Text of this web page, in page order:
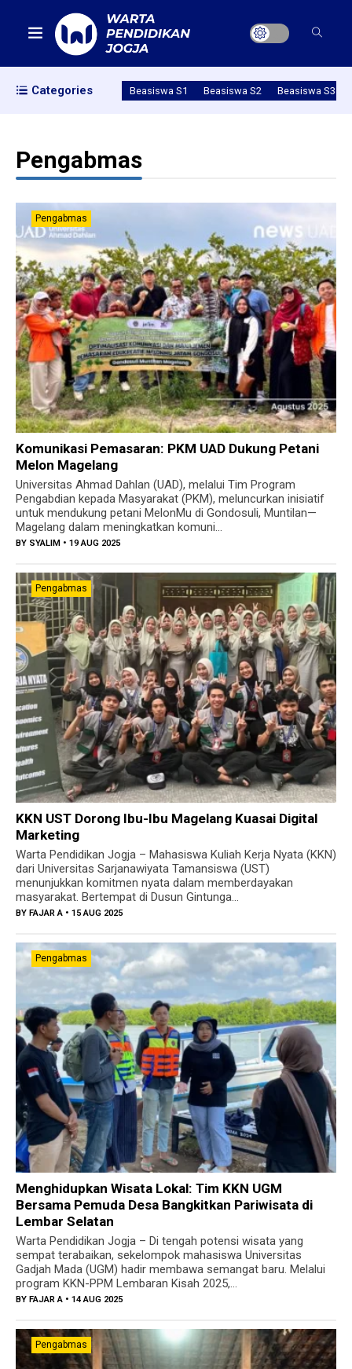
Categories Beasiswa S1 Beasiswa S2 Beasiswa S3
Pengabmas
Pengabmas
Komunikasi Pemasaran: PKM UAD Dukung Petani
Melon Magelang
Universitas Ahmad Dahlan (UAD), melalui Tim Program
Pengabdian kepada Masyarakat (PKM), meluncurkan inisiatif
untuk mendukung petani MelonMu di Gondosuli, Muntilan—
Magelang dalam meningkatkan komuni...
BY SYALIM • 19 AUG 2025
Pengabmas
KKN UST Dorong Ibu-Ibu Magelang Kuasai Digital
Marketing
Warta Pendidikan Jogja – Mahasiswa Kuliah Kerja Nyata (KKN)
dari Universitas Sarjanawiyata Tamansiswa (UST)
menunjukkan komitmen nyata dalam memberdayakan
masyarakat. Bertempat di Dusun Gintunga...
BY FAJAR A • 15 AUG 2025
Pengabmas
Menghidupkan Wisata Lokal: Tim KKN UGM
Bersama Pemuda Desa Bangkitkan Pariwisata di
Lembar Selatan
Warta Pendidikan Jogja – Di tengah potensi wisata yang
sempat terabaikan, sekelompok mahasiswa Universitas
Gadjah Mada (UGM) hadir membawa semangat baru. Melalui
program KKN-PPM Lembaran Kisah 2025,...
BY FAJAR A • 14 AUG 2025
Pengabmas